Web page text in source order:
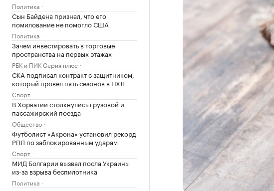
Политика
Сын Байдена признал, что его
помилование не помогло США
Политика
Зачем инвестировать в торговые
пространства на первых этажах
РБК и ПИК Серия плюс
СКА подписал контракт с защитником,
который провел пять сезонов в НХЛ
Спорт
В Хорватии столкнулись грузовой и
пассажирский поезда
Общество
Футболист «Акрона» установил рекорд
РПЛ по заблокированным ударам
Спорт
МИД Болгарии вызвал посла Украины
из-за взрыва беспилотника
Политика